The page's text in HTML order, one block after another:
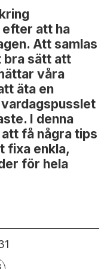
att ha
Att samlas
bra sätt att
våra
äta en
I denna
få några tips
fixa enkla,
för hela